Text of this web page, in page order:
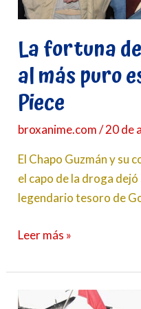
La fortuna
al más puro
Piece
broxanime.com/20 de
El Chapo Guzmán y su
el capo de la droga
legendario tesoro de
de
Piece
Leer más »
La